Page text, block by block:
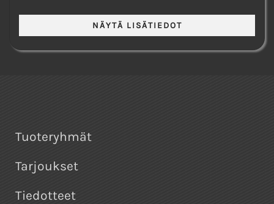
Tuoteryhmät
Tarjoukset
Tiedotteet